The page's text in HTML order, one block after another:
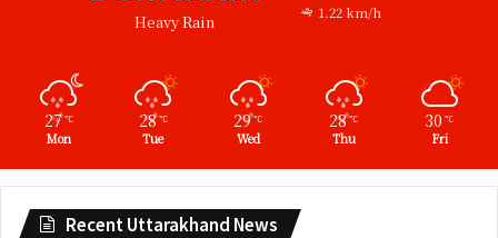
Heavy Rain
1.22 km/h
27 ℃
Mon
28 ℃
Tue
29℃
Wed
28℃
Thu
30 ℃
Fri
Recent Uttarakhand News